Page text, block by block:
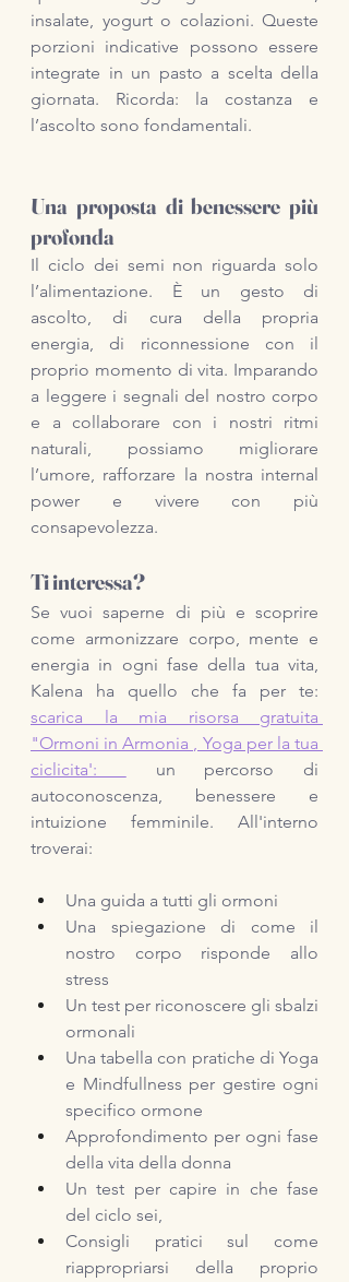
insalate, yogurt o colazioni. Queste
porzioni indicative possono essere
integrate in un pasto a scelta della
giornata. Ricorda: la costanza e
l’ascolto sono fondamentali.
Una proposta di benessere più
profonda
Il ciclo dei semi non riguarda solo
l’alimentazione. È un gesto di
ascolto, di cura della propria
energia, di riconnessione con il
proprio momento di vita. Imparando
a leggere i segnali del nostro corpo
e a collaborare con i nostri ritmi
naturali, possiamo migliorare
l’umore, rafforzare la nostra internal
power e vivere con più
consapevolezza.
Ti interessa?
Se vuoi saperne di più e scoprire
come armonizzare corpo, mente e
scarica la mia risorsa gratuita
"Ormoni in Armonia , Yoga per la tua
ciclicita':
un percorso di
autoconoscenza, benessere e
intuizione femminile. All'interno
troverai:
Una guida a tutti gli ormoni
Una spiegazione di come il
nostro corpo risponde allo
stress
Un test per riconoscere gli sbalzi
ormonali
Una tabella con pratiche di Yoga
e Mindfullness per gestire ogni
specifico ormone
Approfondimento per ogni fase
della vita della donna
Un test per capire in che fase
del ciclo sei,
Consigli pratici sul come
riappropriarsi della proprio